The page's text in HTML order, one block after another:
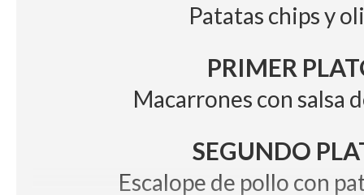
Patatas chips y
PRIMER
Macarrones con salsa
SEGUNDO
Escalope de pollo con